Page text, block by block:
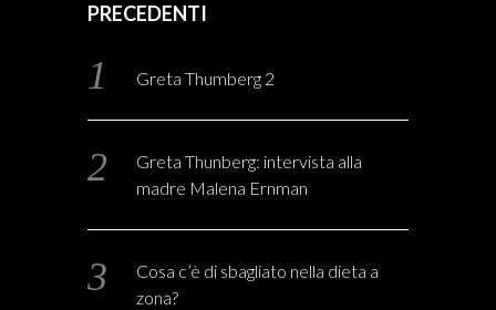
PRECEDENTI
Greta Thumberg 2
Greta Thunberg: intervista alla
madre Malena Ernman
Cosa c’è di sbagliato nella dieta a
zona?